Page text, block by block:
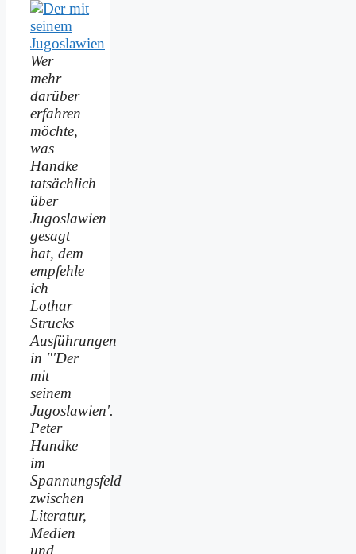
Wer
mehr
darüber
erfahren
möchte,
was
Handke
tatsächlich
über
Jugoslawien
gesagt
hat, dem
empfehle
ich
Lothar
Strucks
Ausführungen
in "'Der
mit
seinem
Jugoslawien'.
Peter
Handke
im
Spannungsfeld
zwischen
Literatur,
Medien
und